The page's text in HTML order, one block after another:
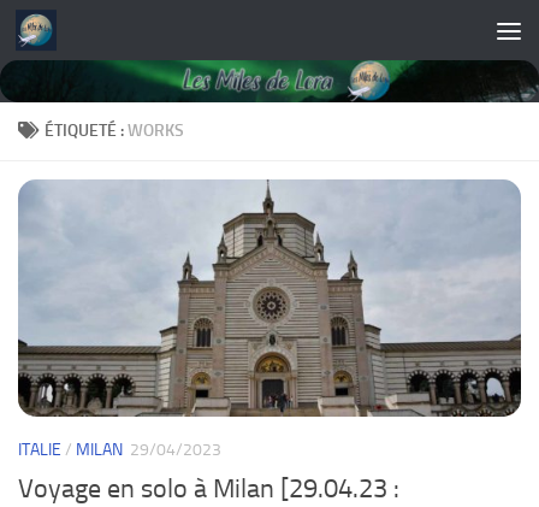
Skip to content
ÉTIQUETÉ :WORKS
ITALIE / MILAN 29/04/2023
Voyage en solo à Milan [29.04.23 :